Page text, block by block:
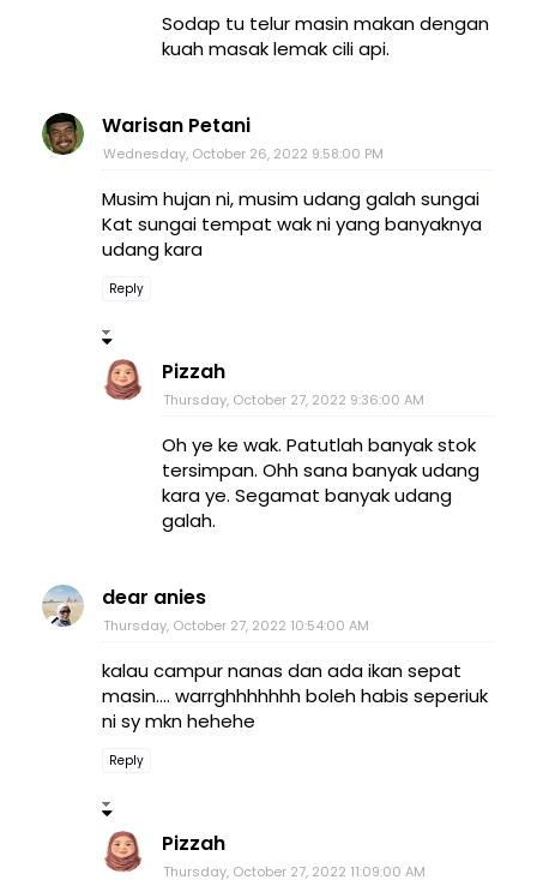
Sodap tu telur masin makan dengan
kuah masak lemak cili api.
Warisan Petani
Wednesday, October 26, 2022 9:58:00 PM
Musim hujan ni, musim udang galah sungai
Kat sungai tempat wak ni yang banyaknya
udang kara
Reply
Pizzah
Thursday, October 27, 2022 9:36:00 AM
Oh ye ke wak. Patutlah banyak stok
tersimpan. Ohh sana banyak udang
kara ye. Segamat banyak udang
galah.
dear anies
Thursday, October 27, 2022 10:54:00 AM
kalau campur nanas dan ada ikan sepat
masin.... warrghhhhhhh boleh habis seperiuk
ni sy mkn hehehe
Reply
Pizzah
Thursday, October 27, 2022 11:09:00 AM